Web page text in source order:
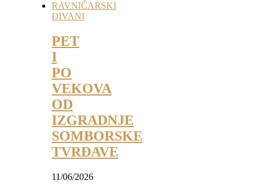
RAVNIČARSKI
DIVANI
PET
I
PO
VEKOVA
OD
IZGRADNJE
SOMBORSKE
TVRĐAVE
11/06/2026